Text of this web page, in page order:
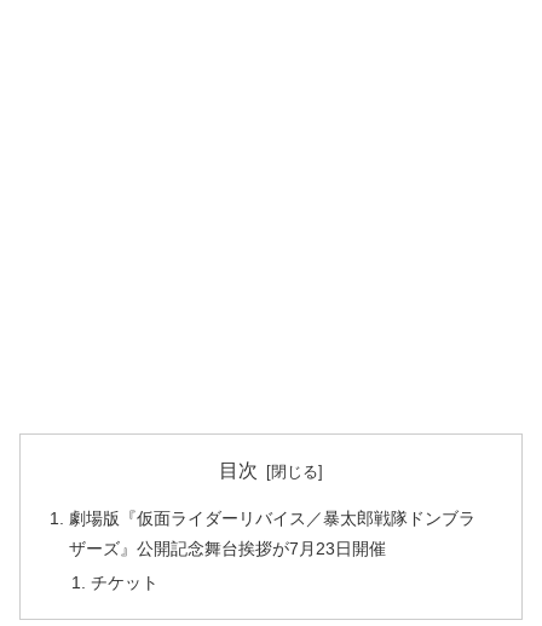
目次
劇場版『仮面ライダーリバイス／暴太郎戦隊ドンブラ
ザーズ』公開記念舞台挨拶が7月23日開催
チケット